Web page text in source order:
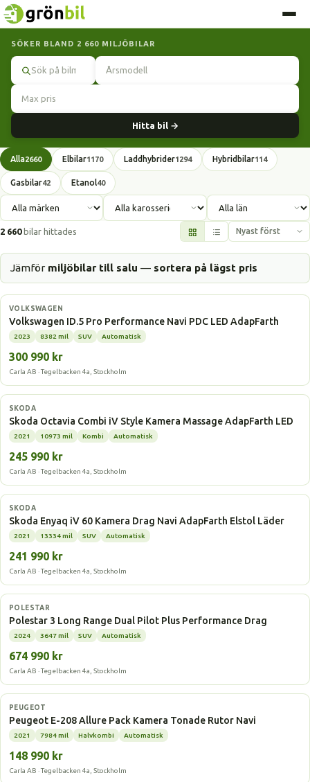
SÖKER BLAND 2 660 MILJÖBILAR
Hitta bil →
Alla2660 Elbilar1170 Laddhybrider1294 Hybridbilar114
Gasbilar42 Etanol40
2 660bilar hittades
Jämför miljöbilar till salu — sortera på lägst pris
Elbil
VOLKSWAGEN
Volkswagen ID.5 Pro Performance Navi PDC LED AdapFarth
2023 8382 mil SUV Automatisk
300 990 kr
Carla AB · Tegelbacken 4a, Stockholm
Laddhybrid
SKODA
Skoda Octavia Combi iV Style Kamera Massage AdapFarth LED
2021 10973 mil Kombi Automatisk
245 990 kr
Carla AB · Tegelbacken 4a, Stockholm
Elbil
SKODA
Skoda Enyaq iV 60 Kamera Drag Navi AdapFarth Elstol Läder
2021 13334 mil SUV Automatisk
241 990 kr
Carla AB · Tegelbacken 4a, Stockholm
Elbil
POLESTAR
Polestar 3 Long Range Dual Pilot Plus Performance Drag
2024 3647 mil SUV Automatisk
674 990 kr
Carla AB · Tegelbacken 4a, Stockholm
Elbil
PEUGEOT
Peugeot E-208 Allure Pack Kamera Tonade Rutor Navi
2021 7984 mil Halvkombi Automatisk
148 990 kr
Carla AB · Tegelbacken 4a, Stockholm